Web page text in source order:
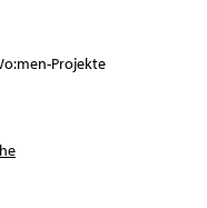
Projekte